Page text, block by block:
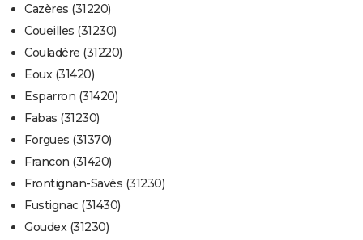
Cazères (31220)
Coueilles (31230)
Couladère (31220)
Eoux (31420)
Esparron (31420)
Fabas (31230)
Forgues (31370)
Francon (31420)
Frontignan-Savès (31230)
Fustignac (31430)
Goudex (31230)